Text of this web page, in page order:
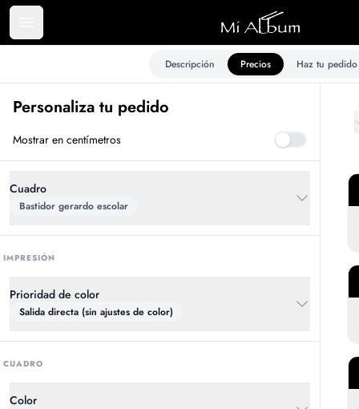
Descripción Precios Haz tu pedido
Personaliza tu pedido
Mostrar en centímetros
cuadro
bastidor gerardo escolar
IMPRESIÓN
Prioridad de color
Salida directa (sin ajustes de color)
CUADRO
Color